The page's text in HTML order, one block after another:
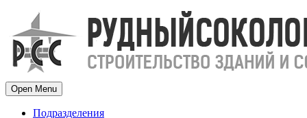
Open Menu
Подразделения